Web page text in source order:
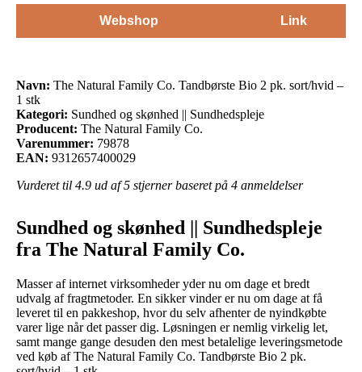
Webshop Link
Navn: The Natural Family Co. Tandbørste Bio 2 pk. sort/hvid –
1 stk
Kategori: Sundhed og skønhed || Sundhedspleje
Producent: The Natural Family Co.
Varenummer: 79878
EAN: 9312657400029
Vurderet til 4.9 ud af 5 stjerner baseret på 4 anmeldelser
Sundhed og skønhed || Sundhedspleje
fra The Natural Family Co.
Masser af internet virksomheder yder nu om dage et bredt
udvalg af fragtmetoder. En sikker vinder er nu om dage at få
leveret til en pakkeshop, hvor du selv afhenter de nyindkøbte
varer lige når det passer dig. Løsningen er nemlig virkelig let,
samt mange gange desuden den mest betalelige leveringsmetode
ved køb af The Natural Family Co. Tandbørste Bio 2 pk.